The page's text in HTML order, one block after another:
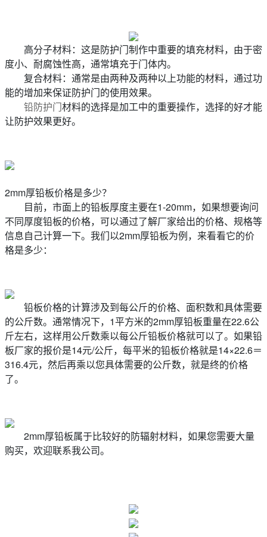
高分子材料：这是防护门制作中重要的填充材料，由于密
度小、耐腐蚀性高，通常填充于门体内。
复合材料：通常是由两种及两种以上功能的材料，通过功
能的增加来保证防护门的使用效果。
铅防护门材料的选择是加工中的重要操作，选择的好才能
让防护效果更好。
2mm厚铅板价格是多少？
目前，市面上的铅板厚度主要在1-20mm，如果想要询问
不同厚度铅板的价格，可以通过了解厂家给出的价格、规格等
信息自己计算一下。我们以2mm厚铅板为例，来看看它的价
格是多少：
铅板价格的计算涉及到每公斤的价格、面积数和具体需要
的公斤数。通常情况下，1平方米的2mm厚铅板重量在22.6公
斤左右，这样用公斤数乘以每公斤铅板价格就可以了。如果铅
板厂家的报价是14元/公斤，每平米的铅板价格就是14×22.6＝
316.4元，然后再乘以您具体需要的公斤数，就是终的价格
了。
2mm厚铅板属于比较好的防辐射材料，如果您需要大量
购买，欢迎联系我公司。